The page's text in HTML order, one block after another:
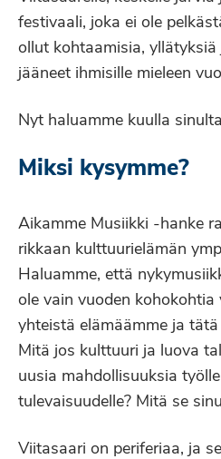
festivaali, joka ei ole
ollut kohtaamisia,
jääneet ihmisille mieleen
Nyt haluamme kuulla
Miksi kysymme?
Aikamme Musiikki -hanke
rikkaan kulttuurielämän
Haluamme, että
ole vain vuoden kohokohtia
yhteistä elämäämme ja
Mitä jos kulttuuri ja luova
uusia mahdollisuuksia
tulevaisuudelle? Mitä se
Viitasaari on periferiaa, ja